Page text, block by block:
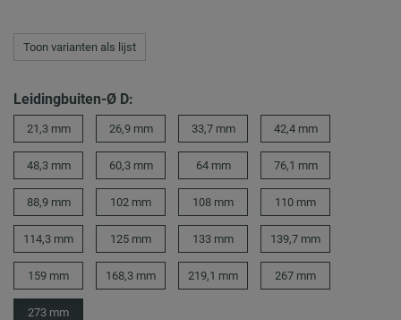
Toon varianten als lijst
Leidingbuiten-Ø D:
21,3 mm 26,9 mm 33,7 mm 42,4 mm
48,3 mm 60,3 mm 64 mm 76,1 mm
88,9 mm 102 mm 108 mm 110 mm
114,3 mm 125 mm 133 mm 139,7 mm
159 mm 168,3 mm 219,1 mm 267 mm
273 mm